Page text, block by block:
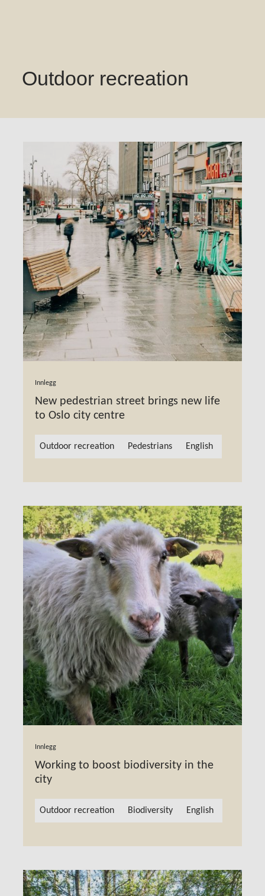
Outdoor recreation
Innlegg
New pedestrian street brings new life
to Oslo city centre
Outdoor recreation Pedestrians English
Innlegg
Working to boost biodiversity in the
city
Outdoor recreation Biodiversity English